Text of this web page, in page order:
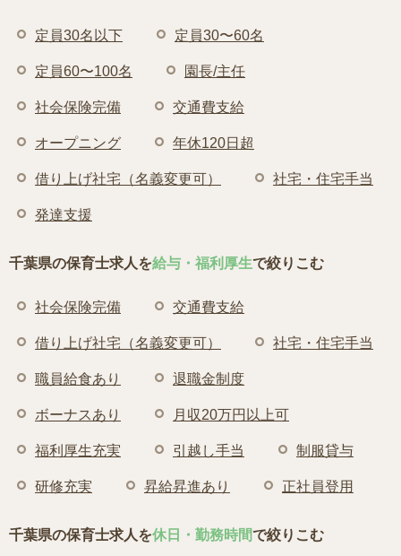
定員30名以下 定員30〜60名
定員60〜100名 園長/主任
社会保険完備 交通費支給
オープニング 年休120日超
借り上げ社宅（名義変更可） 社宅・住宅手当
発達支援
千葉県の保育士求人を給与・福利厚生で絞りこむ
社会保険完備 交通費支給
借り上げ社宅（名義変更可） 社宅・住宅手当
職員給食あり 退職金制度
ボーナスあり 月収20万円以上可
福利厚生充実 引越し手当 制服貸与
研修充実 昇給昇進あり 正社員登用
千葉県の保育士求人を休日・勤務時間で絞りこむ